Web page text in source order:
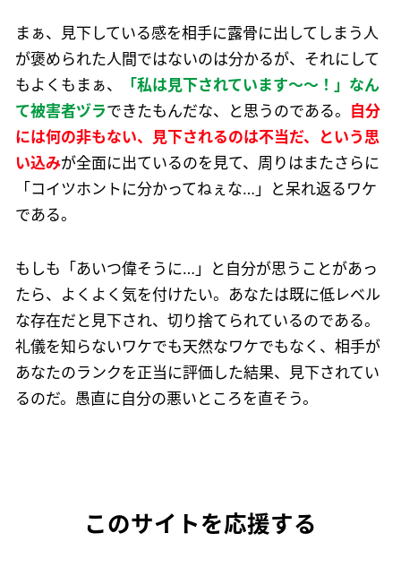
まぁ、見下している感を相手に露骨に出してしまう人
が褒められた人間ではないのは分かるが、それにして
もよくもまぁ、
「私は見下されています〜〜！」なん
て被害者ヅラできたもんだな、と思うのである。
自分
には何の非もない、見下されるのは不当だ、という思
い込みが全面に出ているのを見て、周りはまたさらに
「コイツホントに分かってねぇな…」と呆れ返るワケ
である。
もしも「あいつ偉そうに…」と自分が思うことがあっ
たら、よくよく気を付けたい。あなたは既に低レベル
な存在だと見下され、切り捨てられているのである。
礼儀を知らないワケでも天然なワケでもなく、相手が
あなたのランクを正当に評価した結果、見下されてい
るのだ。愚直に自分の悪いところを直そう。
このサイトを応援する